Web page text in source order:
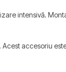
intensivă.
accesoriu